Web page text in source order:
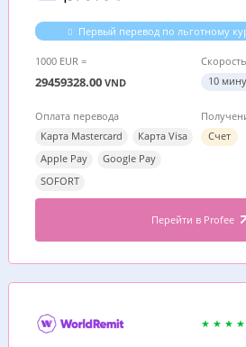
Первый перевод по льготному
1000 EUR =
29459328.00 VND
Скорость
10
Оплата перевода
Карта Mastercard
Карта Visa
Apple Pay
Google Pay
SOFORT
Счет
Перейти в Profee